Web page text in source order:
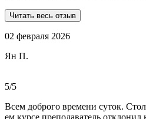
профессионалов.Условия,сроки
уровне.А если возникали
помощь студентам,то только-
Читать весь отзыв
02 февраля 2026
Ян П.
5/5
Всем доброго времени суток.
ем курсе преподаватель отклонил